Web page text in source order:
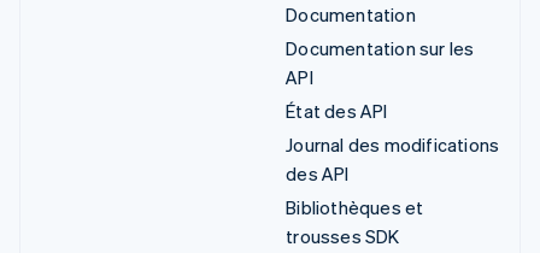
Documentation
Documentation sur les
API
État des API
Journal des modifications
des API
Bibliothèques et
trousses SDK